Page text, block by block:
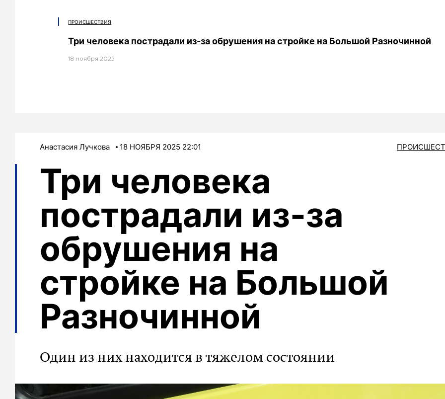
ПРОИСШЕСТВИЯ
Три человека пострадали из-за обрушения на стройке на Большой Разночинной
18 ноября 2025
Анастасия Лучкова 18 НОЯБРЯ 2025 22:01
Три человека
пострадали из-за
обрушения на
стройке на Большой
Разночинной
Один из них находится в тяжелом состоянии